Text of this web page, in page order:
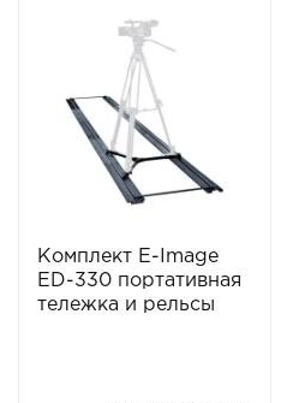
Комплект E-Image
ED-330 портативная
тележка и рельсы